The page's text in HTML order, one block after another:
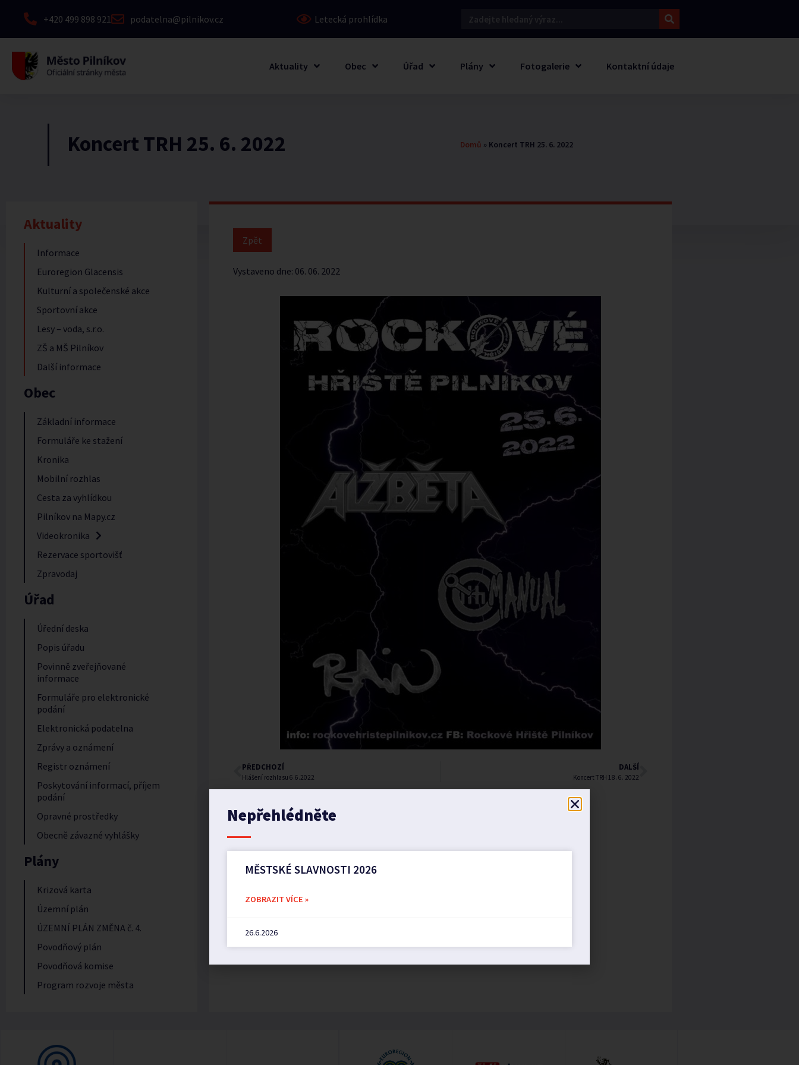
+420 499 898 921 podatelna@pilnikov.cz Letecká prohlídka
Aktuality Obec Úřad Plány Fotogalerie Kontaktní údaje
Koncert TRH 25. 6. 2022 Domů » Koncert TRH 25. 6. 2022
Aktuality
Informace
Euroregion Glacensis
Kulturní a společenské akce
Sportovní akce
Lesy – voda, s.r.o.
ZŠ a MŠ Pilníkov
Další informace
Obec
Základní informace
Formuláře ke stažení
Kronika
Mobilní rozhlas
Cesta za vyhlídkou
Pilníkov na Mapy.cz
Videokronika
Rezervace sportovišť
Zpravodaj
Úřad
Úřední deska
Popis úřadu
Povinně zveřejňované
informace
Formuláře pro elektronické
podání
Elektronická podatelna
Zprávy a oznámení
Registr oznámení
Poskytování informací, příjem
podání
Opravné prostředky
Obecně závazné vyhlášky
Plány
Krizová karta
Územní plán
ÚZEMNÍ PLÁN ZMĚNA č. 4.
Povodňový plán
Povodňová komise
Program rozvoje města
Vystaveno dne: 06. 06. 2022
PŘEDCHOZÍ
Hlášení rozhlasu 6.6.2022
DALŠÍ
Koncert TRH 18. 6. 2022
Nepřehlédněte
MĚSTSKÉ SLAVNOSTI 2026
ZOBRAZIT VÍCE »
26.6.2026